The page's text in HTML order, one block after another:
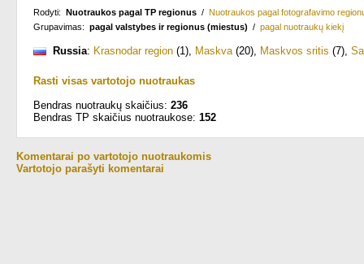
Rodyti: Nuotraukos pagal TP regionus / Nuotraukos pagal fotografavimo
Grupavimas: pagal valstybes ir regionus (miestus) / pagal nuotraukų kiekį
Russia: Krasnodar region (1), Maskva(20), Maskvos sritis (7),
Rasti visas vartotojo nuotraukas
Bendras nuotraukų skaičius: 236
Bendras TP skaičius nuotraukose: 152
Komentarai po vartotojo nuotraukomis
Vartotojo parašyti komentarai